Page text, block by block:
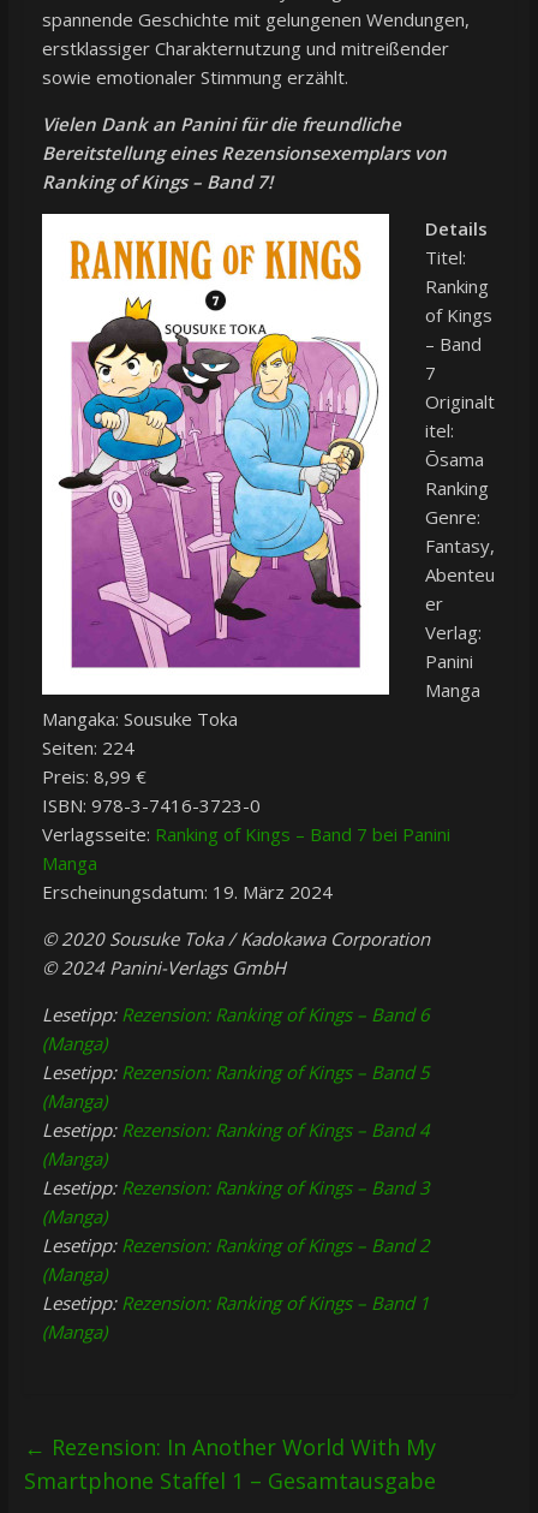
spannende Geschichte mit gelungenen Wendungen,
erstklassiger Charakternutzung und mitreißender
sowie emotionaler Stimmung erzählt.
Vielen Dank an Panini für die freundliche
Bereitstellung eines Rezensionsexemplars von
Ranking of Kings – Band 7!
Details
Titel:
Ranking
of Kings
– Band
7
Originalt
itel:
Ōsama
Ranking
Genre:
Fantasy,
Abenteu
er
Verlag:
Panini
Manga
Mangaka: Sousuke Toka
Seiten: 224
Preis: 8,99 €
ISBN: 978-3-7416-3723-0
Verlagsseite: Ranking of Kings – Band 7 bei Panini
Manga
Erscheinungsdatum: 19. März 2024
© 2020 Sousuke Toka / Kadokawa Corporation
© 2024 Panini-Verlags GmbH
Lesetipp: Rezension: Ranking of Kings – Band 6
(Manga)
Lesetipp: Rezension: Ranking of Kings – Band 5
(Manga)
Lesetipp: Rezension: Ranking of Kings – Band 4
(Manga)
Lesetipp: Rezension: Ranking of Kings – Band 3
(Manga)
Lesetipp: Rezension: Ranking of Kings – Band 2
(Manga)
Lesetipp: Rezension: Ranking of Kings – Band 1
(Manga)
← Rezension: In Another World With My
Smartphone Staffel 1 – Gesamtausgabe